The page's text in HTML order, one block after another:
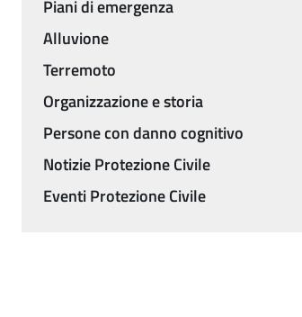
Piani di emergenza
Alluvione
Terremoto
Organizzazione e storia
Persone con danno cognitivo
Notizie Protezione Civile
Eventi Protezione Civile